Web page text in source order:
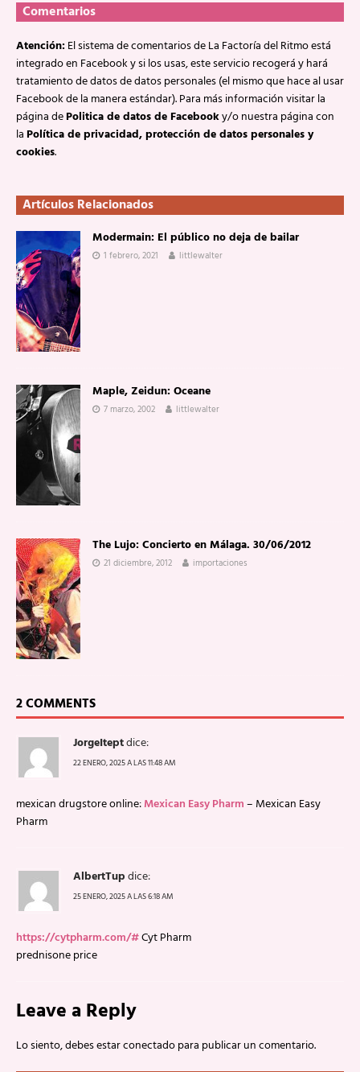
Comentarios
Atención:El sistema de comentarios de La Factoría del Ritmo está
integrado en Facebook y si los usas, este servicio recogerá y hará
tratamiento de datos de datos personales (el mismo que hace al usar
Facebook de la manera estándar). Para más información visitar la
página dePolitica de datos de Facebooky/o nuestra página con
laPolítica de privacidad, protección de datos personales y
cookies.
Artículos Relacionados
Modermain: El público no deja de bailar
1 febrero, 2021 littlewalter
Maple, Zeidun: Oceane
7 marzo, 2002 littlewalter
The Lujo: Concierto en Málaga. 30/06/2012
21 diciembre, 2012 importaciones
2 COMMENTS
JorgeIteptdice:
22 ENERO, 2025 A LAS 11:48 AM
mexican drugstore online:Mexican Easy Pharm– Mexican Easy
Pharm
AlbertTupdice:
25 ENERO, 2025 A LAS 6:18 AM
https://cytpharm.com/#Cyt Pharm
prednisone price
Leave a Reply
Lo siento, debes estarconectadopara publicar un comentario.